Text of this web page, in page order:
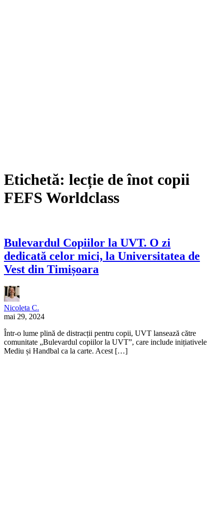
Etichetă: lecție de înot copii
FEFS Worldclass
Bulevardul Copiilor la UVT. O zi
dedicată celor mici, la Universitatea de
Vest din Timișoara
Nicoleta C.
mai 29, 2024
Într-o lume plină de distracții pentru copii, UVT lansează către
comunitate „Bulevardul copiilor la UVT”, care include inițiativele
Mediu și Handbal ca la carte. Acest […]